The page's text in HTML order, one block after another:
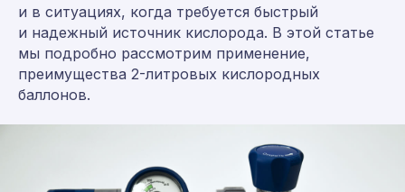
и в ситуациях, когда требуется быстрый
и надежный источник кислорода. В этой статье
мы подробно рассмотрим применение,
преимущества 2-литровых кислородных
баллонов.